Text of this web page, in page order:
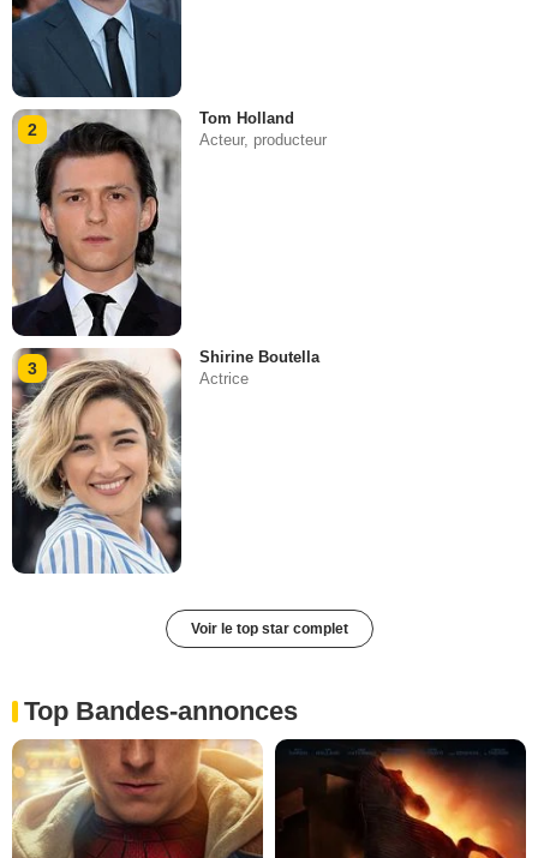
2
Tom Holland
Acteur, producteur
3
Shirine Boutella
Actrice
Voir le top star complet
Top Bandes-annonces